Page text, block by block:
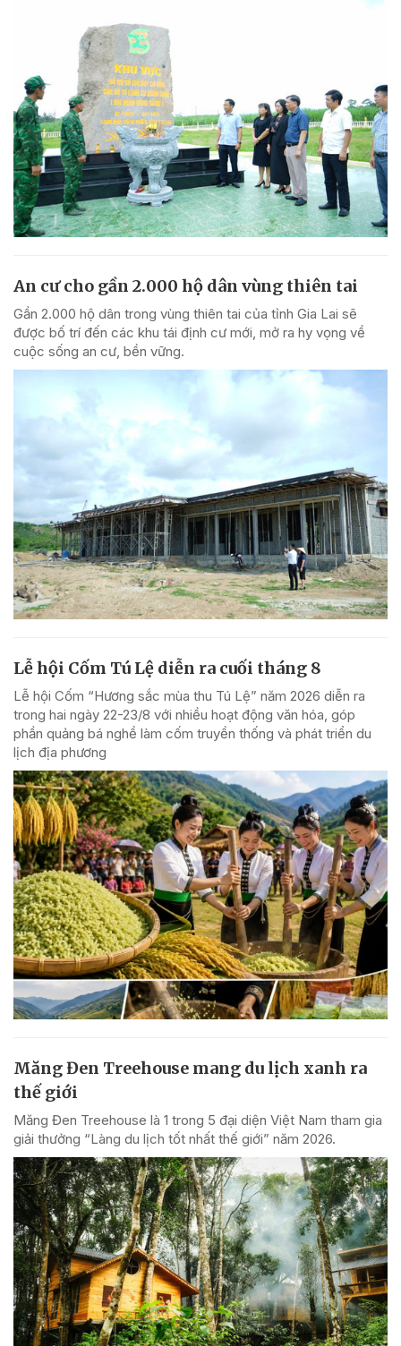
An cư cho gần 2.000 hộ dân vùng thiên tai
Gần 2.000 hộ dân trong vùng thiên tai của tỉnh Gia Lai sẽ
được bố trí đến các khu tái định cư mới, mở ra hy vọng về
cuộc sống an cư, bền vững.
Lễ hội Cốm Tú Lệ diễn ra cuối tháng 8
Lễ hội Cốm “Hương sắc mùa thu Tú Lệ” năm 2026 diễn ra
trong hai ngày 22-23/8 với nhiều hoạt động văn hóa, góp
phần quảng bá nghề làm cốm truyền thống và phát triển du
lịch địa phương
Măng Đen Treehouse mang du lịch xanh ra
thế giới
Măng Đen Treehouse là 1 trong 5 đại diện Việt Nam tham gia
giải thưởng “Làng du lịch tốt nhất thế giới” năm 2026.